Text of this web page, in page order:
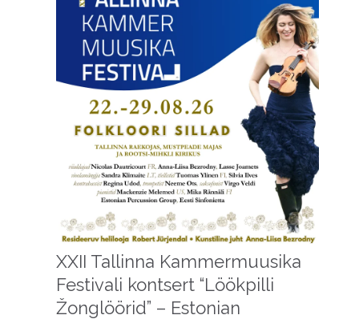
XXII Tallinna Kammermuusika
Festivali kontsert “Löökpilli
Žonglöörid” – Estonian